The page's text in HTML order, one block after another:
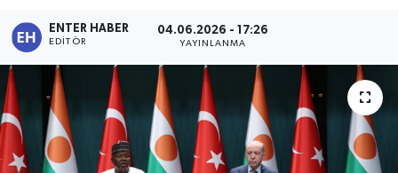
ENTER HABER
EDITÖR
04.06.2026 - 17:26
YAYINLANMA